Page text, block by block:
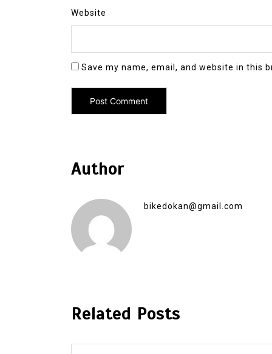
Website
Save my name, email, and website in this
Author
bikedokan@gmail.com
Related Posts